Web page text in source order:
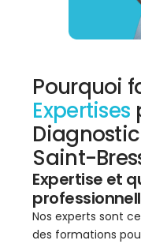
Pourquoi
Expertises
Saint-
Expertise et
Nos experts sont
des formations